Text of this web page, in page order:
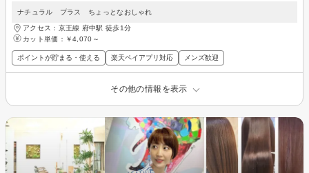
ナチュラル プラス ちょっとなおしゃれ
アクセス：京王線 府中駅 徒歩1分
カット単価： ￥4,070～
ポイントが貯まる・使える 楽天ペイアプリ対応 メンズ歓迎
その他の情報を表示